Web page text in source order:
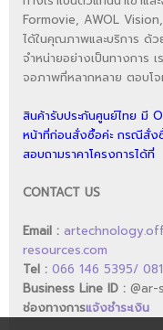
Formovie, AWOL
ได้ในคุณภาพและบริการ ด้ว
จำหน่ายอย่างเป็นทางการ
จอภาพที่หลากหลาย ตอบโ
สินค้ารับประกันศูนย์ไทย มี
หน้าที่ก่อนสั่งซื้อค่ะ กรณีสั่ง
สอบถามราคาโครงการได้ที่
CONTACT US
Email :
resources.com
Tel : 066 146 5395/
Business Line ID : @ar-
ช่องทางการแจ้งชำระเงิน